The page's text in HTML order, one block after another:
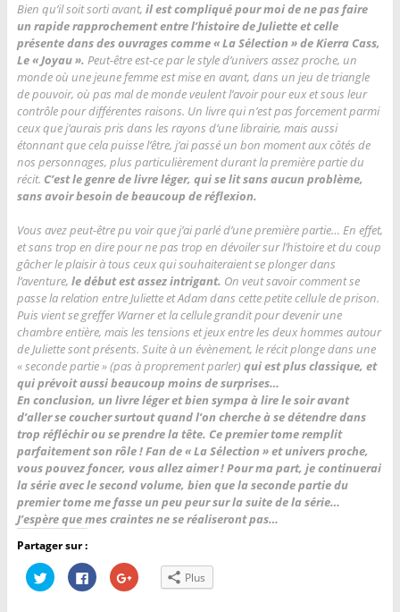
Bien qu’il soit sorti avant, il est compliqué pour moi de ne pas faire
un rapide rapprochement entre l’histoire de Juliette et celle
présente dans des ouvrages comme « La Sélection » de Kierra Cass,
Le « Joyau ». Peut-être est-ce par le style d’univers assez proche, un
monde où une jeune femme est mise en avant, dans un jeu de triangle
de pouvoir, où pas mal de monde veulent l’avoir pour eux et sous leur
contrôle pour différentes raisons. Un livre qui n’est pas forcement parmi
ceux que j’aurais pris dans les rayons d’une librairie, mais aussi
étonnant que cela puisse l’être, j’ai passé un bon moment aux côtés de
nos personnages, plus particulièrement durant la première partie du
récit. C’est le genre de livre léger, qui se lit sans aucun problème,
sans avoir besoin de beaucoup de réflexion.
Vous avez peut-être pu voir que j’ai parlé d’une première partie… En effet,
et sans trop en dire pour ne pas trop en dévoiler sur l’histoire et du coup
gâcher le plaisir à tous ceux qui souhaiteraient se plonger dans
l’aventure, le début est assez intrigant. On veut savoir comment se
passe la relation entre Juliette et Adam dans cette petite cellule de prison.
Puis vient se greffer Warner et la cellule grandit pour devenir une
chambre entière, mais les tensions et jeux entre les deux hommes autour
de Juliette sont présents. Suite à un évènement, le récit plonge dans une
« seconde partie » (pas à proprement parler) qui est plus classique, et
qui prévoit aussi beaucoup moins de surprises…
En conclusion, un livre léger et bien sympa à lire le soir avant
d’aller se coucher surtout quand l’on cherche à se détendre dans
trop réfléchir ou se prendre la tête. Ce premier tome remplit
parfaitement son rôle ! Fan de « La Sélection » et univers proche,
vous pouvez foncer, vous allez aimer ! Pour ma part, je continuerai
la série avec le second volume, bien que la seconde partie du
premier tome me fasse un peu peur sur la suite de la série…
J’espère que mes craintes ne se réaliseront pas…
Partager sur :
C
l
C
l
C
l Plus